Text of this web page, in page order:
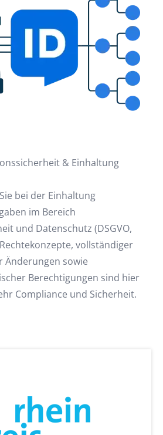
& Einhaltung
bei der Einhaltung
im Bereich
und Datenschutz (DSGVO,
vollständiger
Änderungen sowie
Berechtigungen sind hier
Compliance und Sicherheit.